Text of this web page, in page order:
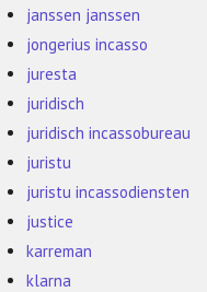
janssen janssen
jongerius incasso
juresta
juridisch
juridisch incassobureau
juristu
juristu incassodiensten
justice
karreman
klarna